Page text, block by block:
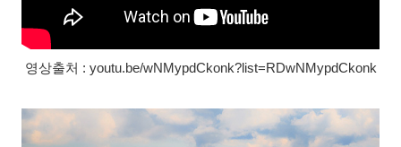
영상출처 : youtu.be/wNMypdCkonk?list=RDwNMypdCkonk